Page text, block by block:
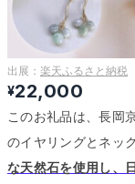
出展： 楽天ふるさと納税
¥22,000
このお礼品は、長岡
のイヤリングとネッ
な天然石を使用し、